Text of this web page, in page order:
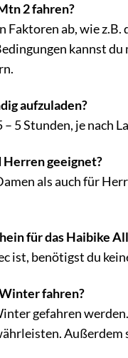
2 fahren?
ab, wie
kannst
aufzuladen?
5 Stunden, je nach
Herren geeignet?
als auch für
für das Haibike
ist, benötigst du
fahren?
gefahren